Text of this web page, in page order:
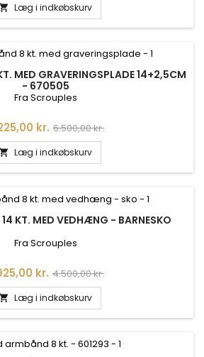
Læg i indkøbskurv
MED GRAVERINGSPLADE 14+2,5CM
- 670505
Fra Scrouples
kr. Normalpris
6.500,00 kr.
Læg i indkøbskurv
KT. MED VEDHÆNG - BARNESKO
Fra Scrouples
kr. Normalpris
4.500,00 kr.
Læg i indkøbskurv